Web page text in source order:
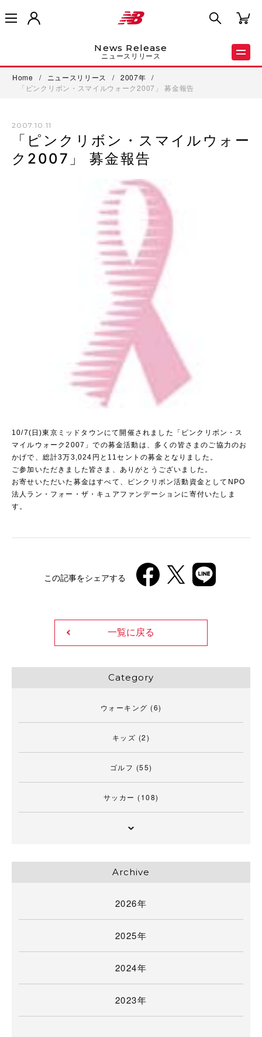
News Release
ニュースリリース
Home / ニュースリリース / 2007年
/
「ピンクリボン・スマイルウォーク2007」 募金報告
2007.10.11
「ピンクリボン・スマイルウォー
ク2007」 募金報告
10/7(日)東京ミッドタウンにて開催されました「ピンクリボン・ス
マイルウォーク2007」での募金活動は、多くの皆さまのご協力のお
かげで、総計3万3,024円と11セントの募金となりました。
ご参加いただきました皆さま、ありがとうございました。
お寄せいただいた募金はすべて、ピンクリボン活動資金としてNPO
法人ラン・フォー・ザ・キュアファンデーションに寄付いたしま
す。
この記事をシェアする
一覧に戻る
Category
ウォーキング (6)
キッズ (2)
ゴルフ (55)
サッカー (108)
Archive
2026年
2025年
2024年
2023年